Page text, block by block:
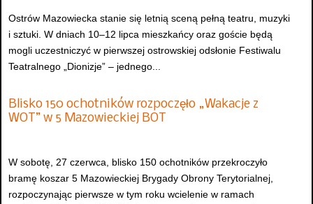
Ostrów Mazowiecka stanie się letnią sceną pełną teatru, muzyki
i sztuki. W dniach 10–12 lipca mieszkańcy oraz goście będą
mogli uczestniczyć w pierwszej ostrowskiej odsłonie Festiwalu
Teatralnego „Dionizje” – jednego...
Blisko 150 ochotników rozpoczęło „Wakacje z
WOT” w 5 Mazowieckiej BOT
W sobotę, 27 czerwca, blisko 150 ochotników przekroczyło
bramę koszar 5 Mazowieckiej Brygady Obrony Terytorialnej,
rozpoczynając pierwsze w tym roku wcielenie w ramach